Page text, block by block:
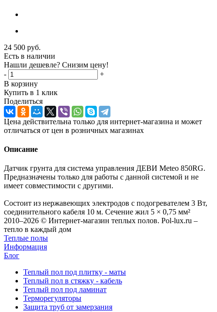
24 500 руб.
Есть в наличии
Нашли дешевле? Снизим цену!
-
+
В корзину
Купить в 1 клик
Поделиться
Цена действительна только для интернет-магазина и может
отличаться от цен в розничных магазинах
Описание
Датчик грунта для система управления ДЕВИ Meteo 850RG.
Предназначены только для работы с данной системой и не
имеет совместимости с другими.
Состоит из нержавеющих электродов с подогревателем 3 Вт,
соединительного кабеля 10 м. Сечение жил 5 × 0,75 мм²
2010–2026 © Интернет-магазин теплых полов. Pol-lux.ru –
тепло в каждый дом
Теплые полы
Информация
Блог
Теплый пол под плитку - маты
Теплый пол в стяжку - кабель
Теплый пол под ламинат
Терморегуляторы
Защита труб от замерзания